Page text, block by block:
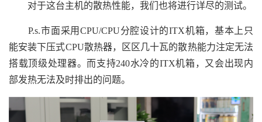
对于这台主机的散热性能，我们也将进行详尽的测试。
P.s.市面采用CPU/CPU分腔设计的ITX机箱，基本上只
能安装下压式CPU散热器，区区几十瓦的散热能力注定无法
搭载顶级处理器。而支持240水冷的ITX机箱，又会出现内
部发热无法及时排出的问题。